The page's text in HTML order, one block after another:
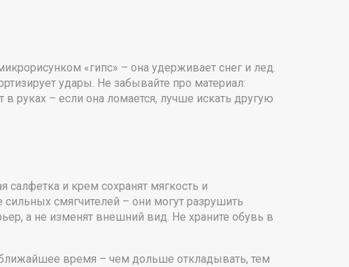
«гипс» – она удерживает снег и лед.
удары. Не забывайте про материал:
руках – если она ломается, лучше искать другую
салфетка и крем сохранят мягкость и
смягчителей – они могут разрушить
а не изменят внешний вид. Не храните обувь в
время – чем дольше откладывать, тем